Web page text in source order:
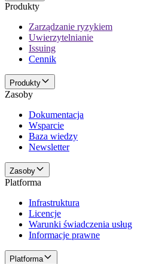
Produkty
Zarządzanie ryzykiem
Uwierzytelnianie
Issuing
Cennik
Produkty
Zasoby
Dokumentacja
Wsparcie
Baza wiedzy
Newsletter
Zasoby
Platforma
Infrastruktura
Licencje
Warunki świadczenia usług
Informacje prawne
Platforma